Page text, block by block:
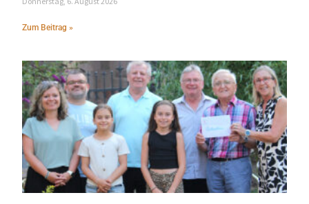
Zum Beitrag »